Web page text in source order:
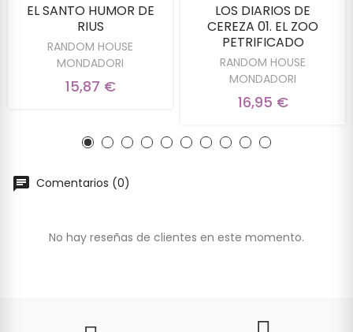
EL SANTO HUMOR DE
RIUS
RANDOM HOUSE
MONDADORI
15,87 €
LOS DIARIOS DE
CEREZA 01. EL ZOO
PETRIFICADO
RANDOM HOUSE
MONDADORI
16,95 €
Comentarios (0)
No hay reseñas de clientes en este momento.